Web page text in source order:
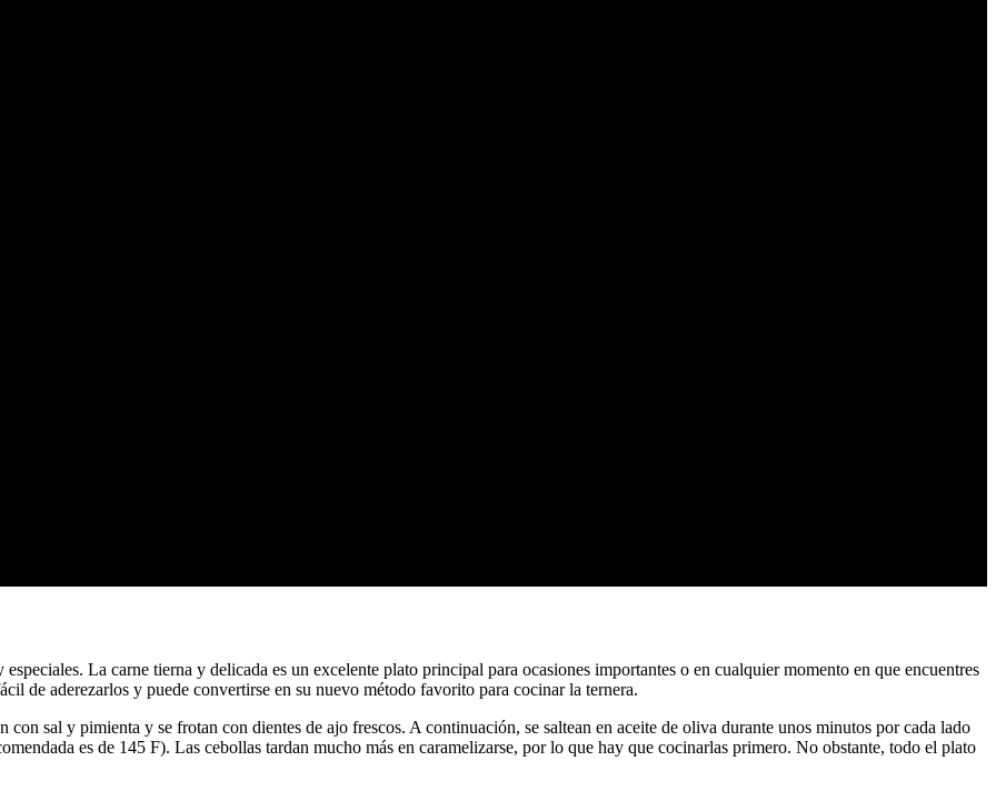
La carne tierna y delicada es un excelente plato principal para ocasiones importantes o en cualquier momento en que encuentres
de aderezarlos y puede convertirse en su nuevo método favorito para cocinar la ternera.
sal y pimienta y se frotan con dientes de ajo frescos. A continuación, se saltean en aceite de oliva durante unos minutos por cada lado
es de 145 F). Las cebollas tardan mucho más en caramelizarse, por lo que hay que cocinarlas primero. No obstante, todo el plato